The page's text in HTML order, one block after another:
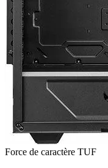
Force de caractère TUF